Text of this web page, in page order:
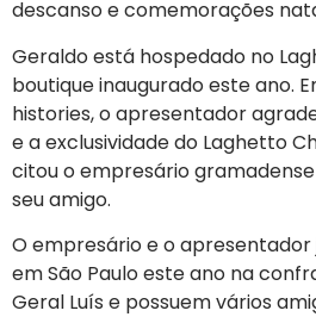
descanso e comemorações
Geraldo está hospedado no
boutique inaugurado este ano.
histories, o apresentador
e a exclusividade do Laghetto
citou o empresário gramadense
seu amigo.
O empresário e o
em São Paulo este ano na
Geral Luís e possuem vários